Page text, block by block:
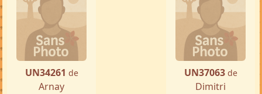
UN34261 de
Arnay
UN37063 de
Dimitri